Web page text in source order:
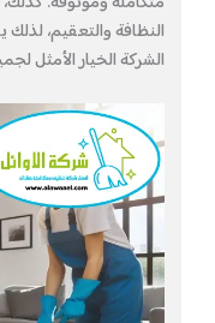
النظافة والتعقيم،
الشركة الخيار الأمثل